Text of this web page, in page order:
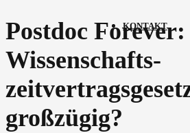
KONTAKT
Postdoc
Wissenschafts-
großzügig?